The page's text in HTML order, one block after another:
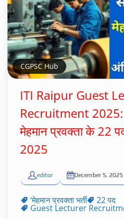
CGPSC Hub
ITI Raipur Guest
Recruitment 2025:
मेहमान प्रवक्ता के 22
2025
editor December 5, 2025
‘मेहमान प्रवक्ता भर्ती 22 पद
Guest Lecturer